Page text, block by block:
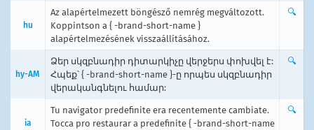
hu
Az alapértelmezett böngésző nemrég megváltozott.
Koppintson a { -brand-short-name }
alapértelmezésének visszaállításához.
🔍
hy-AM
Ձեր սկզբնադիր դիտարկիչը վերջերս փոխվել է:
Հպեք՝ { -brand-short-name }-ը որպես սկզբնադիր
վերականգնելու համար:
🔍
ia
Tu navigator predefinite era recentemente cambiate.
Tocca pro restaurar a predefinite { -brand-short-name
🔍